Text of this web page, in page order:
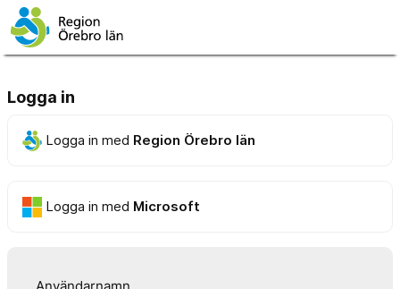
Logga in
Logga in med Region Örebro län
Logga in med Microsoft